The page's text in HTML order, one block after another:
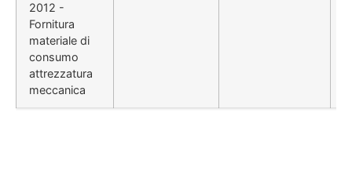
2012 -
Fornitura
materiale di
consumo
attrezzatura
meccanica